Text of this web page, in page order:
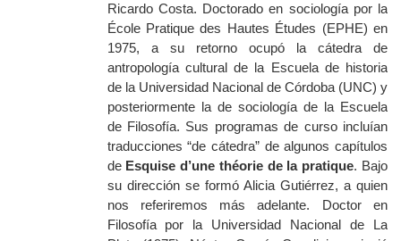
Ricardo Costa. Doctorado en sociología por la
ÉcolePratique des Hautes Études (EPHE) en
1975, a su retorno ocupó la cátedra de
antropología cultural de la Escuela de historia
de la Universidad Nacional de Córdoba (UNC) y
posteriormente la de sociología de la Escuela
de Filosofía. Sus programas de curso incluían
traducciones “de cátedra” de algunos capítulos
de Esquise d’une théorie de la pratique. Bajo
su dirección se formó Alicia Gutiérrez, a quien
nos referiremos más adelante. Doctor en
Filosofía por la Universidad Nacional de La